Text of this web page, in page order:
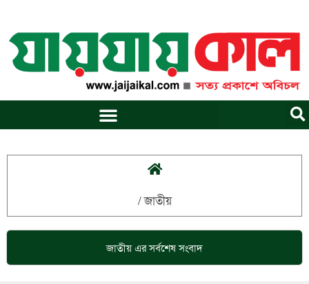
content
/জাতীয়
জাতীয়এর সর্বশেষ সংবাদ